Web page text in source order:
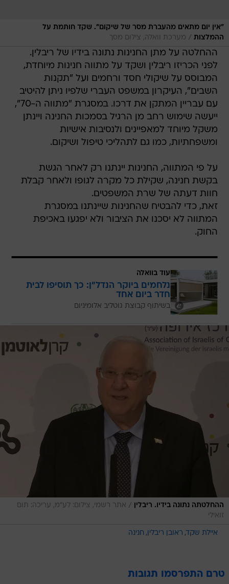
"אין יום מתאים מהעברת מסר של שיקום". שקד חותמת על
ההמלצות / מערכת וואלה, צילום מסך
ההחלטה על מתן החנינות נתונה בידיו של ריבלין.
לפני הכריזו ריבלין ושקד על מתווה חנינות מיוחדת,
המבוסס על שיקולי חסד ורחמים ועל "תקנות
השבים", העיקרון במשפט העברי שלפיו ניתן להיטיב
עם עבריין המתקן את דרכו. במסגרת "מתווה ה-70",
ייעשה שימוש רחב מן הרגיל בסמכות החנינה ויינתן
משקל מיוחד למאפיינים ולנסיבות אישיות
ומשפחתיות, כמו גם לתהליכי טיפול ושיקום.
על פי המתווה, החנינות יינתנו רק לאחר הגשת
בקשת חנינה, שקילת כל מקרה לגופו ולאחר קבלת
חוות דעתה של שרת המשפטים.
זאת, כדי להבטיח שהחנינות שיינתנו במסגרת
המתווה לא יסכנו את הציבור ולא יפגעו באכיפת
החוק.
עוד בוואלה
נלחמים ביוקר הנדל"ן: כך תוסיפו לבית
חדר ביום אחד
בשיתוף קבוצת גוטליב אלומיניום
ההחלטתה נתונה בידיו. ריבלין / אתר רשמי, צילום: לע"מ, עריכה: תום
זואילי
איילת שקד ראובן ריבלין חנינה
טרם התפרסמו תגובות